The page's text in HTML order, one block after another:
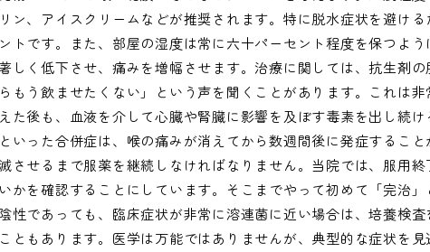
ン、アイスクリームなどが推奨されます。特に脱水症状を避ける
トです。また、部屋の湿度は常に六十パーセント程度を保つよう
しく低下させ、痛みを増幅させます。治療に関しては、抗生剤
もう飲ませたくない」という声を聞くことがあります。これは非
た後も、血液を介して心臓や腎臓に影響を及ぼす毒素を出し続け
いった合併症は、喉の痛みが消えてから数週間後に発症するこ
させるまで服薬を継続しなければなりません。当院では、服用終
かを確認することにしています。そこまでやって初めて「完治
性であっても、臨床症状が非常に溶連菌に近い場合は、培養検査
ともあります。医学は万能ではありませんが、典型的な症状を見